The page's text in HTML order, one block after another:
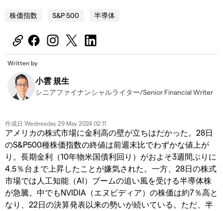
株価指数 S&P 500 半導体
Written by
小雲 規生
シニアファイナンシャルライター/Senior Financial Writer
作成日 Wednesday 29 May 2024 02:11
アメリカの株式市場に金利高の壁が立ちはだかった。28日
のS&P500種株価指数の終値は前週末比でわずかな値上が
り。長期金利（10年物米国債利回り）がおよそ3週間ぶりに
4.5％台まで上昇したことが嫌気された。一方、28日の株式
市場では人工知能（AI）ブームの追い風を受ける半導体株
が急騰。中でもNVIDIA（エヌビディア）の株価は約7％高と
なり、22日の決算発表以来の勢いが続いている。ただ、半